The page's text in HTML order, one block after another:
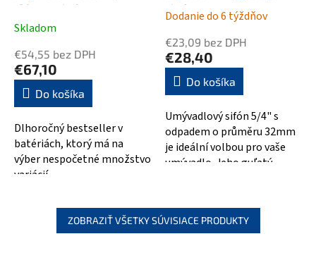
139mm, chróm
Skladom
€54,55 bez DPH
€67,10
Do košíka
Dlhoročný bestseller v
batériách, ktorý má na
výber nespočetné množstvo
variácií
chróm
Priemerné
hodnotenie
produktu
je
5,0
z
5
hviezdičiek.
Dodanie do 6 týždňov
€23,09 bez DPH
€28,40
Do košíka
Umývadlový sifón 5/4" s
odpadem o průměru 32mm
je ideální volbou pro vaše
umývadlo. Jeho guľatý
ZOBRAZIŤ VŠETKY SÚVISIACE PRODUKTY